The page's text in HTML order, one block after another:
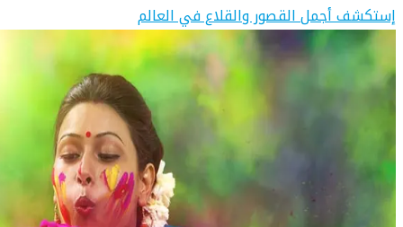
إستكشف أجمل القصور والقلاع في العالم